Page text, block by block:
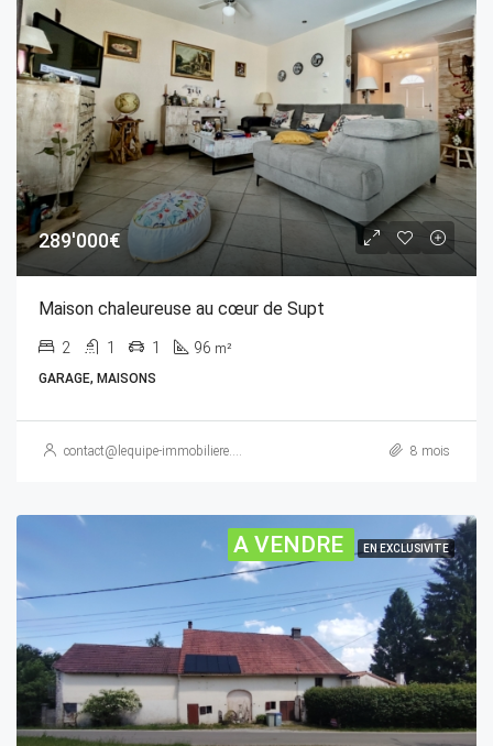
289'000€
Maison chaleureuse au cœur de Supt
2 1 1 96 m²
GARAGE, MAISONS
contact@lequipe-immobiliere.com 8 mois
A VENDRE EN EXCLUSIVITE